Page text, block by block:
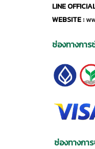
LINE
WEBSITE :
ช่องทางการ
ช่องทางกา